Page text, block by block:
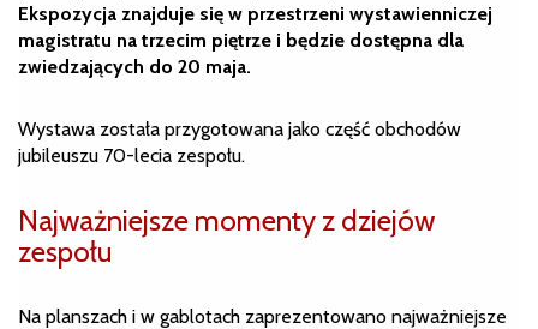
Ekspozycja znajduje się w przestrzeni wystawienniczej
magistratu na trzecim piętrze i będzie dostępna dla
zwiedzających do 20 maja.
Wystawa została przygotowana jako część obchodów
jubileuszu 70-lecia zespołu.
Najważniejsze momenty z dziejów
zespołu
Na planszach i w gablotach zaprezentowano najważniejsze